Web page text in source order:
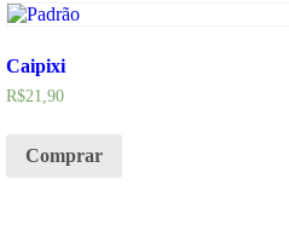
Caipixi
R$21,90
Comprar